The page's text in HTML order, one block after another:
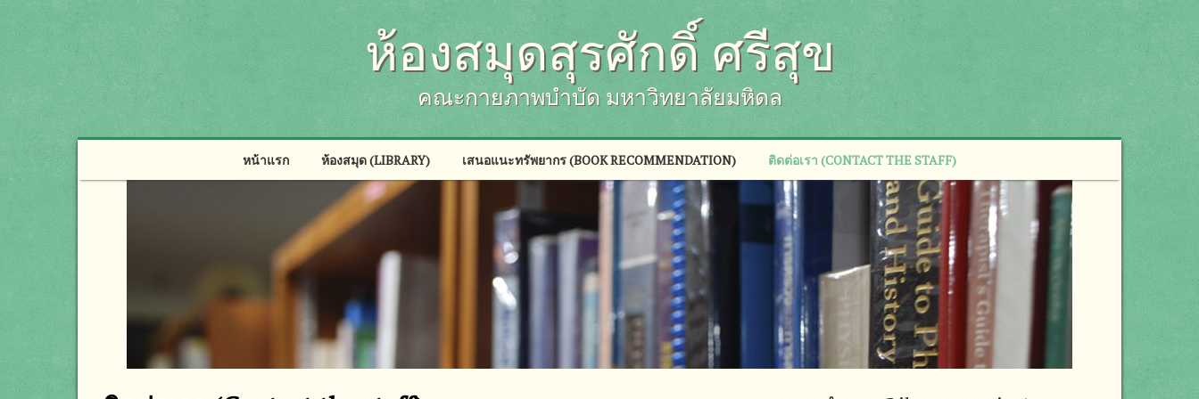
ห้องสมุดสุรศักดิ์ ศรีสุข
คณะกายภาพบำบัด มหาวิทยาลัยมหิดล
หน้าแรก ห้องสมุด (LIBRARY) เสนอแนะทรัพยากร (BOOK RECOMMENDATION) ติดต่อเรา (CONTACT THE STAFF)